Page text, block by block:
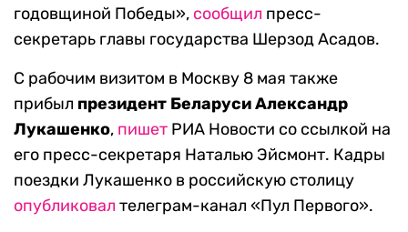
годовщиной Победы», сообщил пресс-
секретарь главы государства Шерзод Асадов.
С рабочим визитом в Москву 8 мая также
прибыл президент Беларуси Александр
Лукашенко, пишет РИА Новости со ссылкой на
его пресс-секретаря Наталью Эйсмонт. Кадры
поездки Лукашенко в российскую столицу
опубликовал телеграм-канал «Пул Первого».